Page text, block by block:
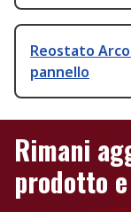
Reostato
pannello
Rimani
prodotto